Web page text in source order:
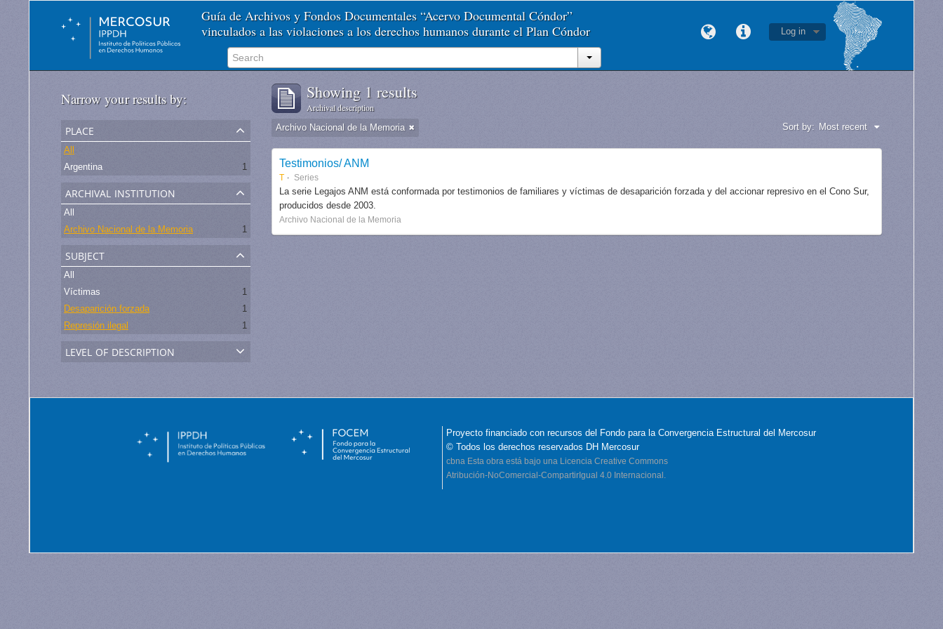
Guía de Archivos y Fondos Documentales “Acervo Documental Cóndor”
vinculados a las violaciones a los derechos humanos durante el Plan Cóndor
Log in
Narrow your results by:
place
All
Argentina
1
archival institution
All
Archivo Nacional de la Memoria
1
subject
All
Víctimas
1
Desaparición forzada
1
Represión ilegal
1
level of description
Showing 1 results
Archival description
Archivo Nacional de la Memoria Sort by: Most recent
Testimonios/ ANM
T Series
La serie Legajos ANM está conformada por testimonios de familiares y víctimas de desaparición forzada y del accionar represivo en el Cono Sur,
producidos desde 2003.
Archivo Nacional de la Memoria
Proyecto financiado con recursos del Fondo para la Convergencia Estructural del Mercosur
© Todos los derechos reservados DH Mercosur
cbna Esta obra está bajo una Licencia Creative Commons
Atribución-NoComercial-CompartirIgual 4.0 Internacional.